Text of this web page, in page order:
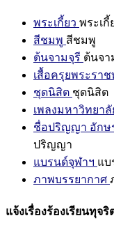
พระเกี้ยว พระเกี้
สีชมพู สีชมพู
ต้นจามจุรี ต้นจา
เสื้อครุยพระรา
ชุดนิสิต ชุดนิสิต
เพลงมหาวิทยาลั
ชื่อปริญญา อักษ
ปริญญา
แบรนด์จุฬาฯ แบ
ภาพบรรยากาศ
แจ้งเรื่องร้องเรียนทุจริ